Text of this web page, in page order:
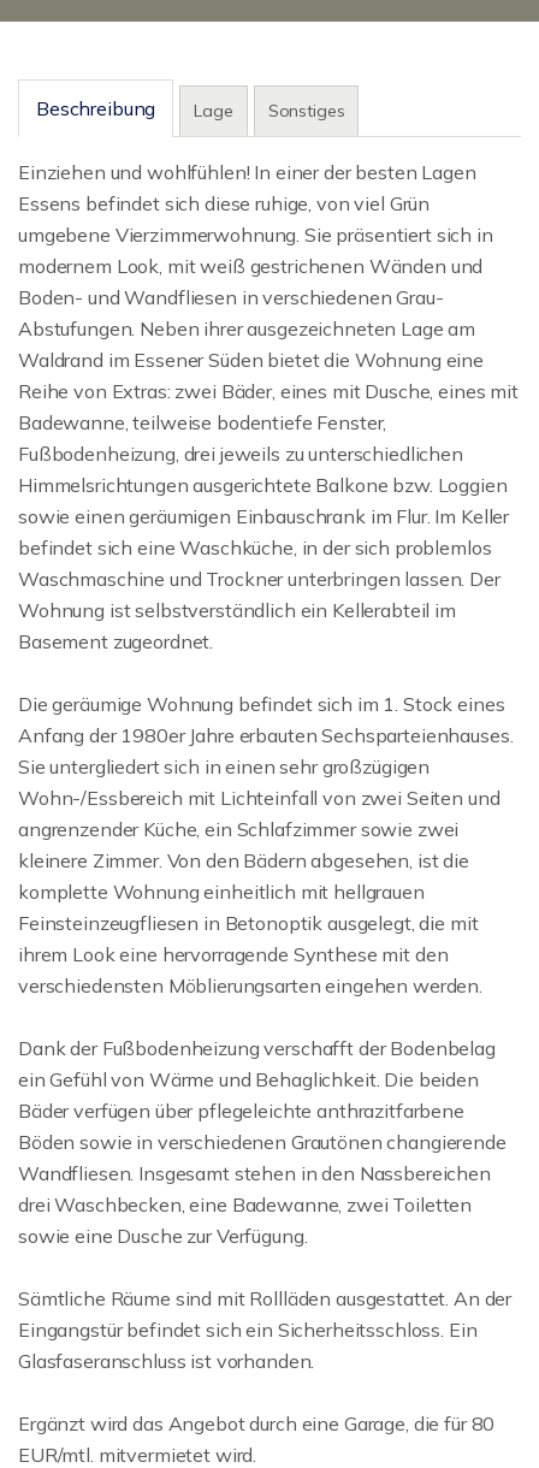
Beschreibung Lage Sonstiges
Einziehen und wohlfühlen! In einer der besten Lagen
Essens befindet sich diese ruhige, von viel Grün
umgebene Vierzimmerwohnung. Sie präsentiert sich in
modernem Look, mit weiß gestrichenen Wänden und
Boden- und Wandfliesen in verschiedenen Grau-
Abstufungen. Neben ihrer ausgezeichneten Lage am
Waldrand im Essener Süden bietet die Wohnung eine
Reihe von Extras: zwei Bäder, eines mit Dusche, eines mit
Badewanne, teilweise bodentiefe Fenster,
Fußbodenheizung, drei jeweils zu unterschiedlichen
Himmelsrichtungen ausgerichtete Balkone bzw. Loggien
sowie einen geräumigen Einbauschrank im Flur. Im Keller
befindet sich eine Waschküche, in der sich problemlos
Waschmaschine und Trockner unterbringen lassen. Der
Wohnung ist selbstverständlich ein Kellerabteil im
Basement zugeordnet.
Die geräumige Wohnung befindet sich im 1. Stock eines
Anfang der 1980er Jahre erbauten Sechsparteienhauses.
Sie untergliedert sich in einen sehr großzügigen
Wohn-/Essbereich mit Lichteinfall von zwei Seiten und
angrenzender Küche, ein Schlafzimmer sowie zwei
kleinere Zimmer. Von den Bädern abgesehen, ist die
komplette Wohnung einheitlich mit hellgrauen
Feinsteinzeugfliesen in Betonoptik ausgelegt, die mit
ihrem Look eine hervorragende Synthese mit den
verschiedensten Möblierungsarten eingehen werden.
Dank der Fußbodenheizung verschafft der Bodenbelag
ein Gefühl von Wärme und Behaglichkeit. Die beiden
Bäder verfügen über pflegeleichte anthrazitfarbene
Böden sowie in verschiedenen Grautönen changierende
Wandfliesen. Insgesamt stehen in den Nassbereichen
drei Waschbecken, eine Badewanne, zwei Toiletten
sowie eine Dusche zur Verfügung.
Sämtliche Räume sind mit Rollläden ausgestattet. An der
Eingangstür befindet sich ein Sicherheitsschloss. Ein
Glasfaseranschluss ist vorhanden.
Ergänzt wird das Angebot durch eine Garage, die für 80
EUR/mtl. mitvermietet wird.